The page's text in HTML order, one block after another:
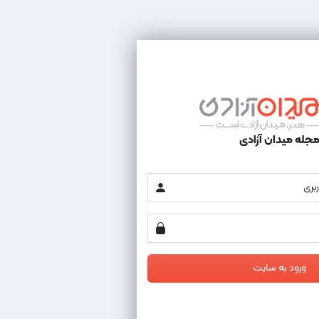
مجله میدان آزادی
ورود به سایت